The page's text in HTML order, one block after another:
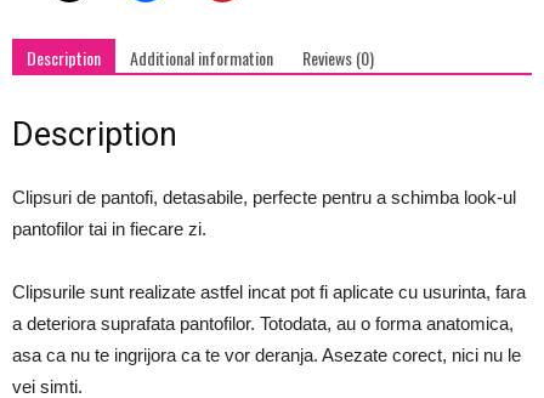
Description Additional information Reviews (0)
Description
Clipsuri de pantofi, detasabile, perfecte pentru a schimba look-ul
pantofilor tai in fiecare zi.
Clipsurile sunt realizate astfel incat pot fi aplicate cu usurinta, fara
a deteriora suprafata pantofilor. Totodata, au o forma anatomica,
asa ca nu te ingrijora ca te vor deranja. Asezate corect, nici nu le
vei simti.